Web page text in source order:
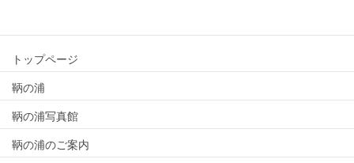
トップページ
鞆の浦
鞆の浦写真館
鞆の浦のご案内